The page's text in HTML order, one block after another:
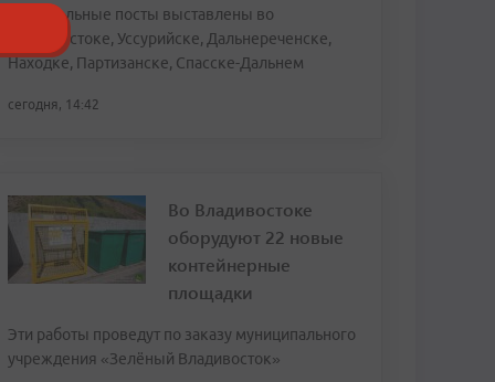
Спасательные посты выставлены во
Владивостоке, Уссурийске, Дальнереченске,
Находке, Партизанске, Спасске-Дальнем
сегодня, 14:42
Во Владивостоке
оборудуют 22 новые
контейнерные
площадки
Эти работы проведут по заказу муниципального
учреждения «Зелёный Владивосток»